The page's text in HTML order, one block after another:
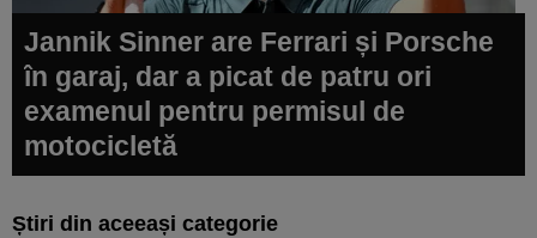
Jannik Sinner are Ferrari și Porsche
în garaj, dar a picat de patru ori
examenul pentru permisul de
motocicletă
Știri din aceeași categorie